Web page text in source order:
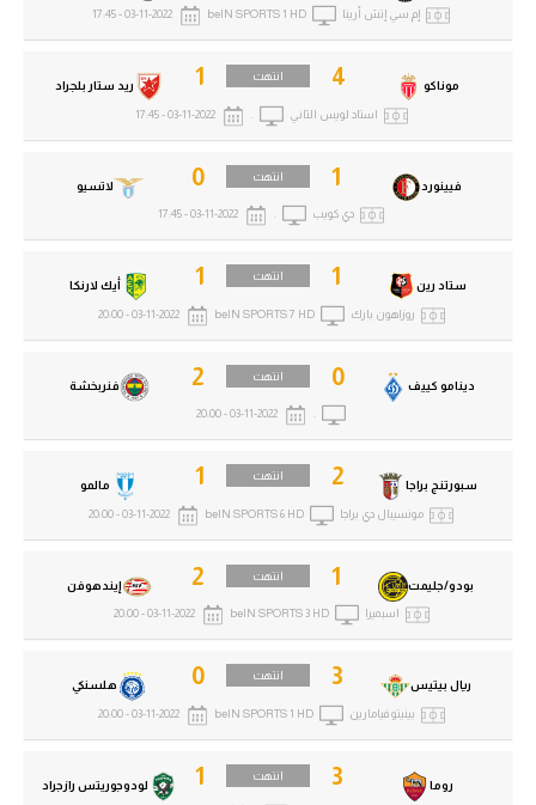
روما 3 انتهت
لودوجوريتس رازجراد 1
ريال بيتيس 3 انتهت
هلسنكي 0
بينيتو فيامارين beIN SPORTS 1 HD
03-11-2022 - 20:00
بودو/جليمت 1 انتهت
إيندهوفن 2
اسبميرا beIN SPORTS 3 HD
03-11-2022 - 20:00
سبورتنج براجا 2 انتهت
مالمو 1
مونسيبال دي براجا beIN SPORTS 6 HD
03-11-2022 - 20:00
دينامو كييف 0 انتهت
فنربخشة 2
03-11-2022 - 20:00
ستاد رين 1 انتهت
أيك لارنكا 1
روزاهون بارك beIN SPORTS 7 HD
03-11-2022 - 20:00
فيينورد 1 انتهت
لاتسيو 0
دي كويب 03-11-2022 - 17:45
موناكو 4 انتهت
ريد ستار بلجراد 1
استاد لويس الثاني 03-11-2022 - 17:45
إم سي إتش أرينا beIN SPORTS 1 HD
03-11-2022 - 17:45